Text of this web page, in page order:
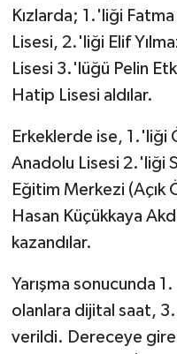
Kızlarda; 1.'liği Fatma
Lisesi, 2.'liği Elif
Lisesi 3.'lüğü Pelin
Hatip Lisesi aldılar.
Erkeklerde ise, 1.'liği
Anadolu Lisesi 2.'liği
Eğitim Merkezi
Hasan Küçükkaya
kazandılar.
Yarışma sonucunda
olanlara dijital saat,
verildi. Dereceye